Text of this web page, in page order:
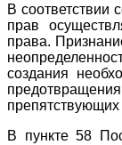
В соответствии
прав
права.
создания
В пункте 58